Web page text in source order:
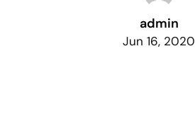
admin
Jun 16, 2020